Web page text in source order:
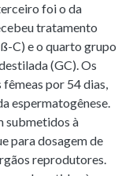
foi o da
tratamento
C) e o quarto grupo
(GC). Os
por 54 dias,
espermatogênese.
submetidos à
para dosagem de
reprodutores.